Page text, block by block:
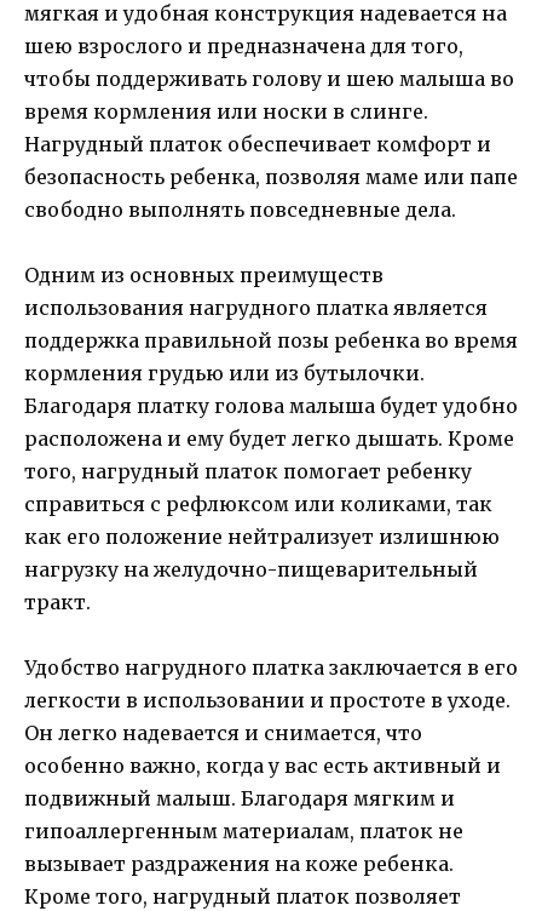
мягкая и удобная конструкция надевается на
шею взрослого и предназначена для того,
чтобы поддерживать голову и шею малыша во
время кормления или носки в слинге.
Нагрудный платок обеспечивает комфорт и
безопасность ребенка, позволяя маме или папе
свободно выполнять повседневные дела.
Одним из основных преимуществ
использования нагрудного платка является
поддержка правильной позы ребенка во время
кормления грудью или из бутылочки.
Благодаря платку голова малыша будет удобно
расположена и ему будет легко дышать. Кроме
того, нагрудный платок помогает ребенку
справиться с рефлюксом или коликами, так
как его положение нейтрализует излишнюю
нагрузку на желудочно-пищеварительный
тракт.
Удобство нагрудного платка заключается в его
легкости в использовании и простоте в уходе.
Он легко надевается и снимается, что
особенно важно, когда у вас есть активный и
подвижный малыш. Благодаря мягким и
гипоаллергенным материалам, платок не
вызывает раздражения на коже ребенка.
Кроме того, нагрудный платок позволяет